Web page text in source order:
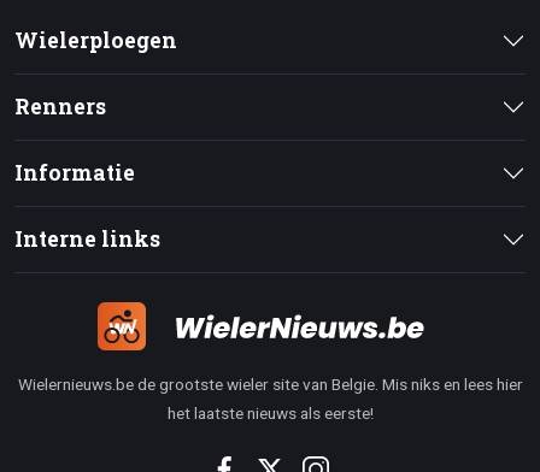
Wielerploegen
Renners
Informatie
Interne links
Wielernieuws.be de grootste wieler site van Belgie. Mis niks en lees hier
het laatste nieuws als eerste!